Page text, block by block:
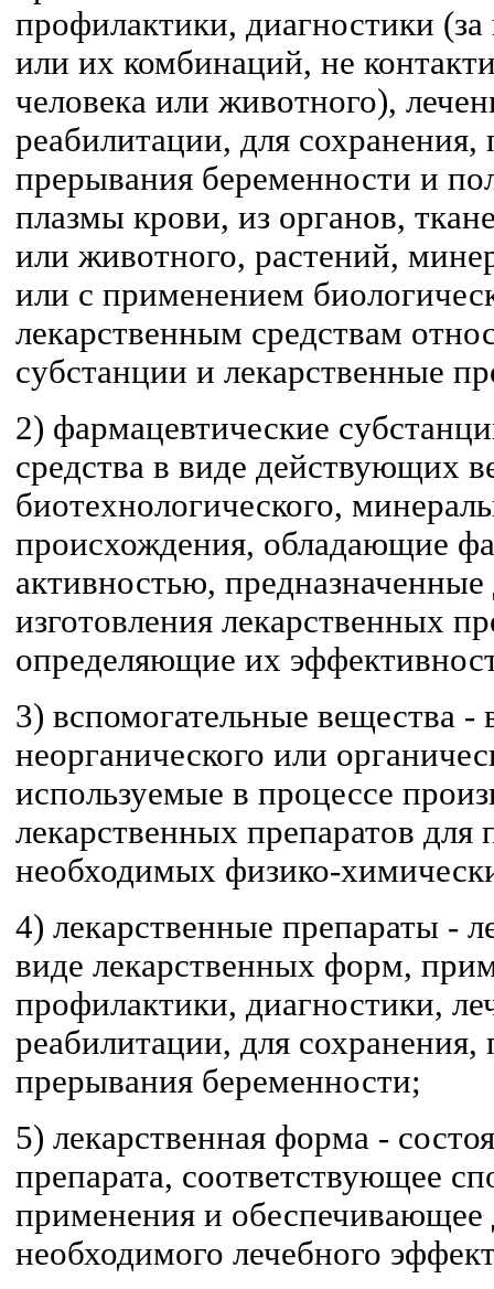
профилактики, диагностики
или их комбинаций, не
человека или животного),
реабилитации, для
прерывания беременности и
плазмы крови, из органов,
или животного, растений,
или с применением
лекарственным средствам
субстанции и лекарственные
2) фармацевтические
средства в виде действующих
биотехнологического,
происхождения, обладающие
активностью, предназначенные
изготовления лекарственных
определяющие их
3) вспомогательные вещества -
неорганического или
используемые в процессе
лекарственных препаратов для
необходимых физико-
4) лекарственные препараты -
виде лекарственных форм,
профилактики, диагностики,
реабилитации, для
прерывания беременности;
5) лекарственная форма -
препарата, соответствующее
применения и обеспечивающее
необходимого лечебного